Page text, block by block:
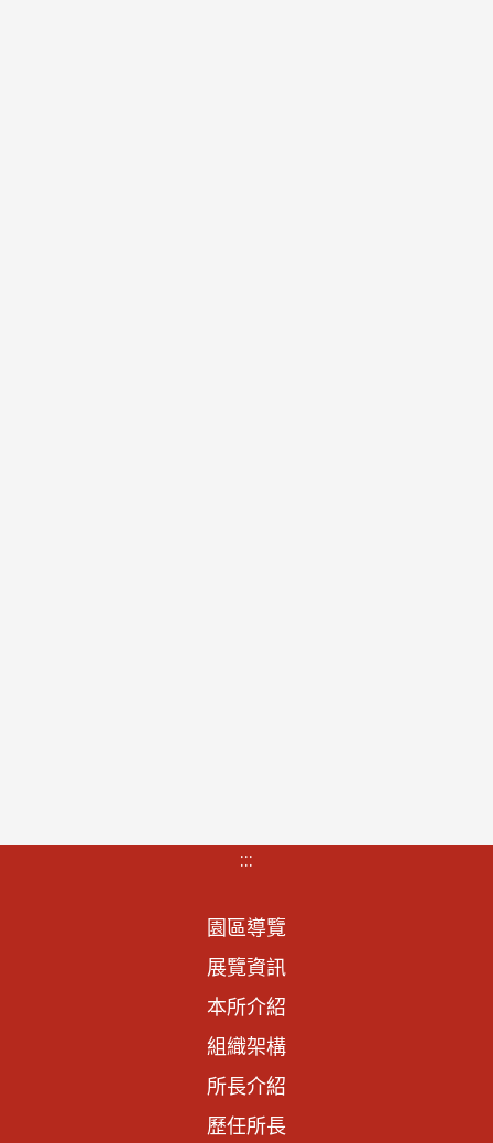
:::
園區導覽
展覽資訊
本所介紹
組織架構
所長介紹
歷任所長